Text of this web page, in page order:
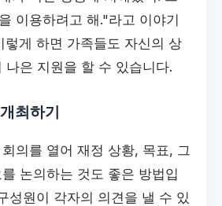
을 이용하려고 해."라고 이야기
렇게 하면 가족들도 자신의 상
나은 지원을 할 수 있습니다.
최하기
의를 열어 재정 상황, 목표, 그
논의하는 것도 좋은 방법입
성원이 각자의 의견을 낼 수 있